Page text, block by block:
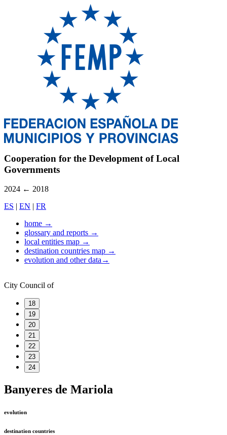
Cooperation for the Development of Local
Governments
2024 ← 2018
ES | EN | FR
home →
glossary and reports →
local entities map →
destination countries map →
evolution and other data→
City Council of
18
19
20
21
22
23
24
Banyeres de Mariola
evolution
destination countries